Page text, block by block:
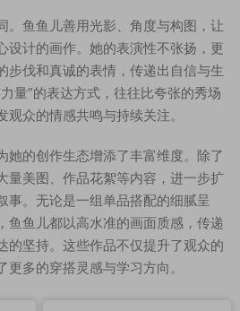
。鱼鱼儿善用光影、角度与构图，让
设计的画作。她的表演性不张扬，更
步伐和真诚的表情，传递出自信与生
量”的表达方式，往往比夸张的秀场
众的情感共鸣与持续关注。
她的创作生态增添了丰富维度。除了
量美图、作品花絮等内容，进一步扩
事。无论是一组单品搭配的细腻呈
鱼鱼儿都以高水准的画面质感，传递
的坚持。这些作品不仅提升了观众的
多的穿搭灵感与学习方向。